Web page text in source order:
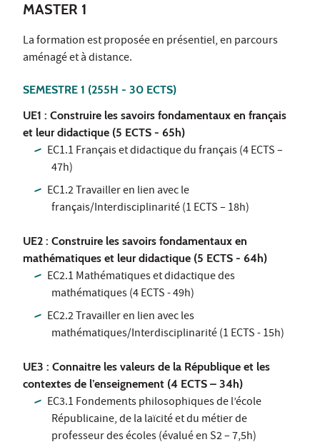
MASTER 1
La formation est proposée en présentiel, en parcours
aménagé et à distance.
SEMESTRE 1 (255H - 30 ECTS)
UE1 : Construire les savoirs fondamentaux en français
et leur didactique (5 ECTS - 65h)
EC1.1 Français et didactique du français (4 ECTS –
47h)
EC1.2 Travailler en lien avec le
français/Interdisciplinarité (1 ECTS – 18h)
UE2 : Construire les savoirs fondamentaux en
mathématiques et leur didactique (5 ECTS - 64h)
EC2.1 Mathématiques et didactique des
mathématiques (4 ECTS - 49h)
EC2.2 Travailler en lien avec les
mathématiques/Interdisciplinarité (1 ECTS - 15h)
UE3 : Connaitre les valeurs de la République et les
contextes de l’enseignement (4 ECTS – 34h)
EC3.1 Fondements philosophiques de l’école
Républicaine, de la laïcité et du métier de
professeur des écoles (évalué en S2 – 7,5h)